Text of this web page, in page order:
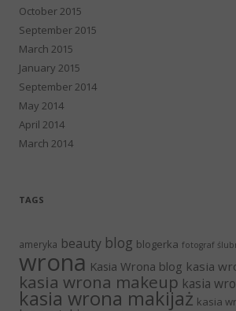
October 2015
September 2015
March 2015
January 2015
September 2014
May 2014
April 2014
March 2014
TAGS
ameryka beauty blog blogerka fotograf
wrona Kasia Wrona blog kasia
kasia wrona makeup kasia
kasia wrona makijaż kasia